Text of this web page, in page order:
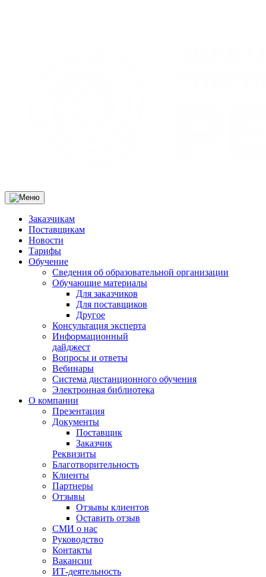
Заказчикам
Поставщикам
Новости
Тарифы
Обучение
Сведения об образовательной организации
Обучающие материалы
Для заказчиков
Для поставщиков
Другое
Консультация эксперта
Информационный
дайджест
Вопросы и ответы
Вебинары
Система дистанционного обучения
Электронная библиотека
О компании
Презентация
Документы
Поставщик
Заказчик
Реквизиты
Благотворительность
Клиенты
Партнеры
Отзывы
Отзывы клиентов
Оставить отзыв
СМИ о нас
Руководство
Контакты
Вакансии
ИТ-деятельность